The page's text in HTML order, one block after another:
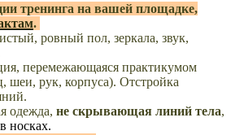
тренинга на вашей площадке,
.
ровный пол, зеркала, звук,
перемежающаяся практикумом
шеи, рук, корпуса). Отстройка
одежда, не скрывающая линий тела,
носках.